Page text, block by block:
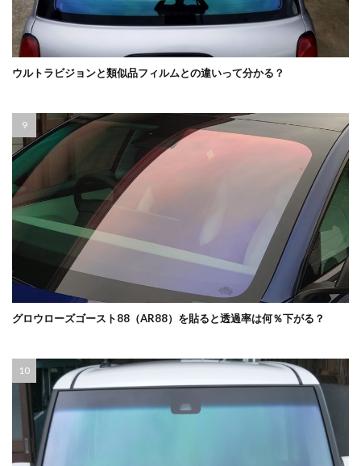
ウルトラビジョンと類似品フィルムとの違いって分かる？
グロウローズゴースト88（AR88）を貼ると透過率は何％下がる？